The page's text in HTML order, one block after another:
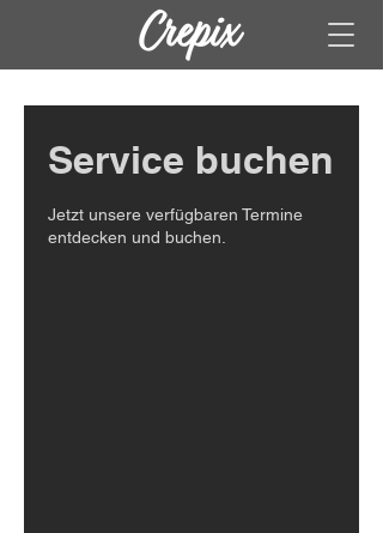
Service buchen
Jetzt unsere verfügbaren Termine
entdecken und buchen.